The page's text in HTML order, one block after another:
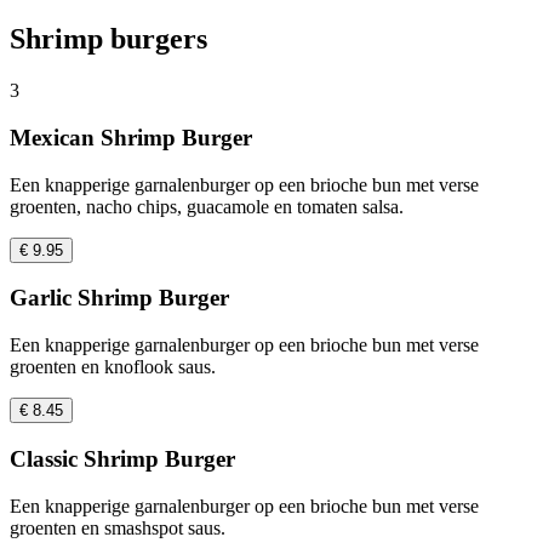
Shrimp burgers
3
Mexican Shrimp Burger
Een knapperige garnalenburger op een brioche bun met verse
groenten, nacho chips, guacamole en tomaten salsa.
€ 9.95
Garlic Shrimp Burger
Een knapperige garnalenburger op een brioche bun met verse
groenten en knoflook saus.
€ 8.45
Classic Shrimp Burger
Een knapperige garnalenburger op een brioche bun met verse
groenten en smashspot saus.